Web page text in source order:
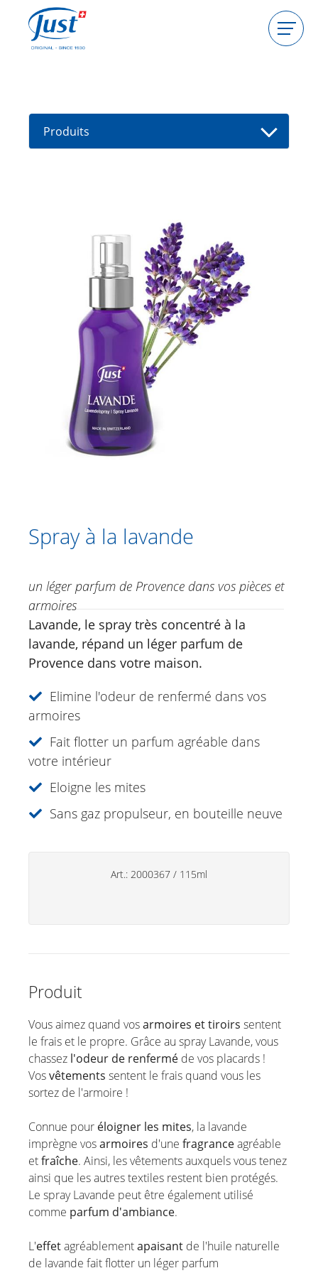
Devenir conseillère
Guides
Produits
High Light
Soins de cheveux
Catalogue
Douche
Soins corporels
Crèmes à base de plantes
Soins des pieds
Aromathérapie
Lavande Huile essentielle
essentielle
Antistress Huile essentielle
Eucasol vaporisateur
essentielles
Eucalyptus huile essentielle
Spray à la lavande
Soins de soleil
Spray à la lavande
un léger parfum de Provence dans vos pièces et
armoires
Lavande, le spray très concentré à la
lavande, répand un léger parfum de
Provence dans votre maison.
Elimine l'odeur de renfermé dans vos
armoires
Fait flotter un parfum agréable dans
votre intérieur
Eloigne les mites
Sans gaz propulseur, en bouteille neuve
Art.: 2000367 / 115ml
Produit
Vous aimez quand vosarmoires et tiroirs sentent
le frais et le propre. Grâce au spray Lavande, vous
chassez l'odeur de renfermé de vos placards !
Vosvêtements sentent le frais quand vous les
sortez de l'armoire !
Connue pour éloigner les mites, la lavande
imprègne vosarmoires d'une fragranceagréable
etfraîche. Ainsi, les vêtements auxquels vous tenez
ainsi que les autres textiles restent bien protégés.
Le spray Lavande peut être également utilisé
comme parfum d'ambiance.
L'effetagréablementapaisant de l'huile naturelle
de lavande fait flotter un léger parfum